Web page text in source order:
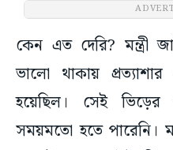
কেন এত দেরি? মন্ত্রী
ভালো থাকায়
হয়েছিল। সেই ভিড়ের
সময়মতো হতে পারেনি।